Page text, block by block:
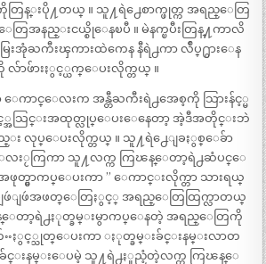
ြန္းပို႔တယ္ ။ သူ႔ရဲ႕ေစာက္ဖုတ္က အရည္ေတြ
ြအနည္းငယ္စိုေနၿပီ ။ မဲနက္ၿပီးတြန္႔ကာလိ
းအုံႀကီးၾကားထဲကေန နီရဲ႕ကာ လ်ဳပ္႐ွားေန
ဖ်ားႏွင့္ယက္ေပးလိုက္တယ္ ။
ာင္ေလးက အန္တီႀကီးရဲ႕အေစ့ကို သြားန်င့္မ
င့္အသြင္းအထုတ္လုပ္ေပးေနေတာ့ အဲ့ဒီအတိုင္းဘဲ
လုပ္ေပးလိုက္တယ္ ။ သူ႔ရဲ႕ေျခႏွစ္ေခ်ာ
လးႂကြကာ သူ႔လက္က ကြၽန္ေတာ့ရဲ႕ဆံပင္ေ
အဖုတ္မွာကပ္ေပးကာ ” ေကာင္းလိုက္တာ သားရယ္
ဖဴျဖဴအဖတ္ေတြႏွင့္ အရည္ေတြထြက္လာတယ္
ေတာ့ရဲ႕ႏုတ္ခမ္းမွာကပ္ေနတဲ့ အရည္ေတြကို
ႏွင့္သုတ္ေပးကာ ႏုတ္ခမ္းခ်င္းနမ္းလာတ
င္းနမ္းေပမဲ့ သူ႔ရဲ႕ႏူညံ့တဲ့လက္က ကြၽန္ေ